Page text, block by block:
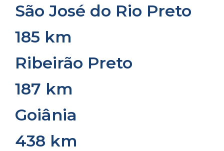
São José do Rio Preto
185 km
Ribeirão Preto
187 km
Goiânia
438 km